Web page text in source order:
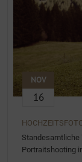
NOV
16
Standesamtliche
Portraitshooting